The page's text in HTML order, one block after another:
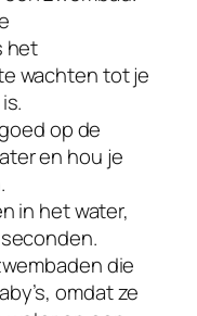
het
wachten tot je
op de
en hou je
in het water,
die
omdat ze